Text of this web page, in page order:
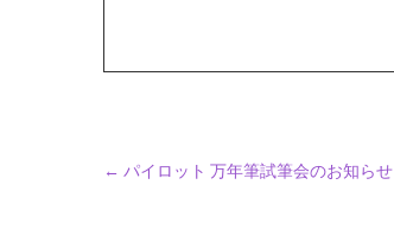
← パイロット 万年筆試筆会のお知らせ